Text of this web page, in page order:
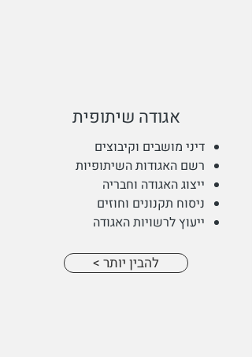
אגודה שיתופית
דיני מושבים וקיבוצים
רשם האגודות השיתופיות
ייצוג האגודה וחבריה
ניסוח תקנונים וחוזים
ייעוץ לרשויות האגודה
< להבין יותר